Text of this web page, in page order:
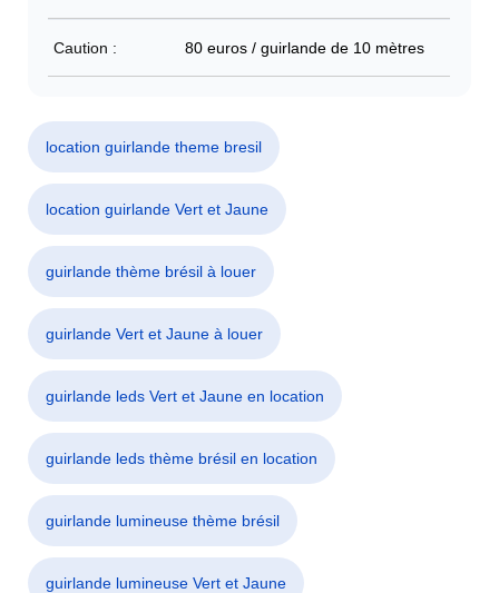
Caution : 80 euros / guirlande de 10 mètres
location guirlande theme bresil
location guirlande Vert et Jaune
guirlande thème brésil à louer
guirlande Vert et Jaune à louer
guirlande leds Vert et Jaune en location
guirlande leds thème brésil en location
guirlande lumineuse thème brésil
guirlande lumineuse Vert et Jaune